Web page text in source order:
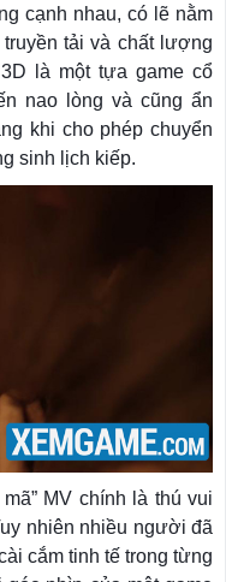
cạnh nhau, có lẽ nằm
tải và chất lượng
là một tựa game cổ
nao lòng và cũng ẩn
khi cho phép chuyển
sinh lịch kiếp.
MV chính là thú vui
nhiên nhiều người đã
cắm tinh tế trong từng